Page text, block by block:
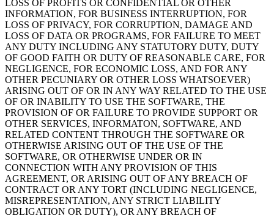
LOSS OF PROFITS OR CONFIDENTIAL OR OTHER
INFORMATION, FOR BUSINESS INTERRUPTION, FOR
LOSS OF PRIVACY, FOR CORRUPTION, DAMAGE AND
LOSS OF DATA OR PROGRAMS, FOR FAILURE TO MEET
ANY DUTY INCLUDING ANY STATUTORY DUTY, DUTY
OF GOOD FAITH OR DUTY OF REASONABLE CARE, FOR
NEGLIGENCE, FOR ECONOMIC LOSS, AND FOR ANY
OTHER PECUNIARY OR OTHER LOSS WHATSOEVER)
ARISING OUT OF OR IN ANY WAY RELATED TO THE USE
OF OR INABILITY TO USE THE SOFTWARE, THE
PROVISION OF OR FAILURE TO PROVIDE SUPPORT OR
OTHER SERVICES, INFORMATON, SOFTWARE, AND
RELATED CONTENT THROUGH THE SOFTWARE OR
OTHERWISE ARISING OUT OF THE USE OF THE
SOFTWARE, OR OTHERWISE UNDER OR IN
CONNECTION WITH ANY PROVISION OF THIS
AGREEMENT, OR ARISING OUT OF ANY BREACH OF
CONTRACT OR ANY TORT (INCLUDING NEGLIGENCE,
MISREPRESENTATION, ANY STRICT LIABILITY
OBLIGATION OR DUTY), OR ANY BREACH OF